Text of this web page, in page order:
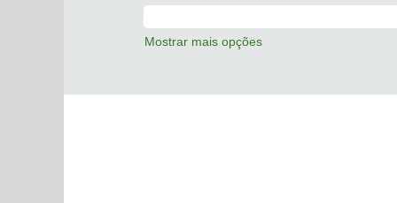
Mostrar mais opções